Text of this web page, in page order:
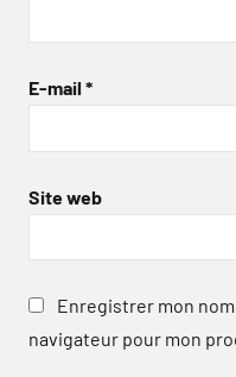
E-mail *
Site web
Enregistrer mon
navigateur pour mon